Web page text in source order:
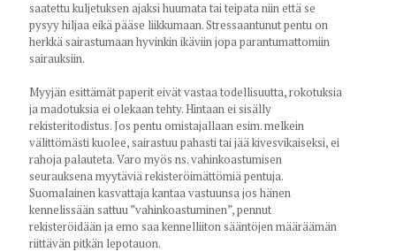
saatettu kuljetuksen ajaksi huumata tai teipata niin että se
pysyy hiljaa eikä pääse liikkumaan. Stressaantunut pentu on
herkkä sairastumaan hyvinkin ikäviin jopa parantumattomiin
sairauksiin.
Myyjän esittämät paperit eivät vastaa todellisuutta, rokotuksia
ja madotuksia ei olekaan tehty. Hintaan ei sisälly
rekisteritodistus. Jos pentu omistajallaan esim. melkein
välittömästi kuolee, sairastuu pahasti tai jää kivesvikaiseksi, ei
rahoja palauteta. Varo myös ns. vahinkoastumisen
seurauksena myytäviä rekisteröimättömiä pentuja.
Suomalainen kasvattaja kantaa vastuunsa jos hänen
kennelissään sattuu ”vahinkoastuminen”, pennut
rekisteröidään ja emo saa kennelliiton sääntöjen määräämän
riittävän pitkän lepotauon.